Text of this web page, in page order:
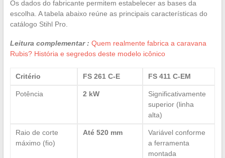
Os dados do fabricante permitem estabelecer as bases da
escolha. A tabela abaixo reúne as principais características do
catálogo Stihl Pro.
Leitura complementar : Quem realmente fabrica a caravana
Rubis? História e segredos deste modelo icônico
Critério FS 261 C-E FS 411 C-EM
Potência 2 kW
Significativamente
superior (linha
alta)
Raio de corte
máximo (fio)
Até 520 mm
Variável conforme
a ferramenta
montada